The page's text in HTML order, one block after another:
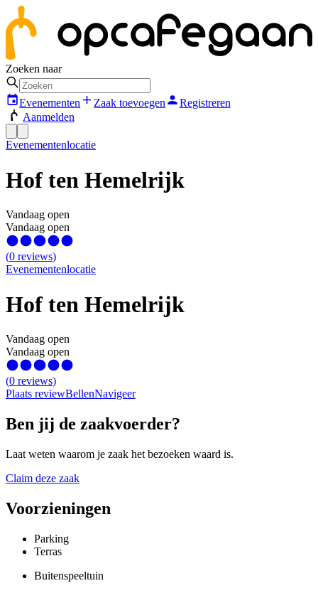
Zoeken naar
Evenementen Zaak toevoegen
Registreren
Aanmelden
Evenementenlocatie
Hof ten Hemelrijk
Vandaag open
Vandaag open
(0 reviews)
Evenementenlocatie
Hof ten Hemelrijk
Vandaag open
Vandaag open
(0 reviews)
Plaats reviewBellenNavigeer
Ben jij de zaakvoerder?
Laat weten waarom je zaak het bezoeken waard is.
Claim deze zaak
Voorzieningen
Parking
Terras
Buitenspeeltuin